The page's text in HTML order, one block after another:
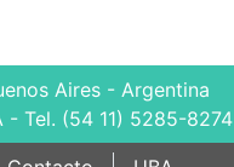
Aires - Argentina
- Tel. (54 11) 5285-8274